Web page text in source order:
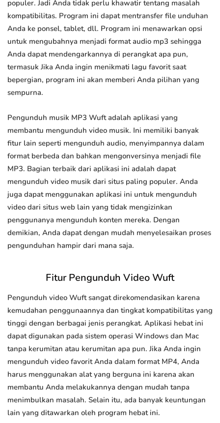
populer. Jadi Anda tidak perlu khawatir tentang masalah
kompatibilitas. Program ini dapat mentransfer file unduhan
Anda ke ponsel, tablet, dll. Program ini menawarkan opsi
untuk mengubahnya menjadi format audio mp3 sehingga
Anda dapat mendengarkannya di perangkat apa pun,
termasuk Jika Anda ingin menikmati lagu favorit saat
bepergian, program ini akan memberi Anda pilihan yang
sempurna.
Pengunduh musik MP3 Wuft adalah aplikasi yang
membantu mengunduh video musik. Ini memiliki banyak
fitur lain seperti mengunduh audio, menyimpannya dalam
format berbeda dan bahkan mengonversinya menjadi file
MP3. Bagian terbaik dari aplikasi ini adalah dapat
mengunduh video musik dari situs paling populer. Anda
juga dapat menggunakan aplikasi ini untuk mengunduh
video dari situs web lain yang tidak mengizinkan
penggunanya mengunduh konten mereka. Dengan
demikian, Anda dapat dengan mudah menyelesaikan proses
pengunduhan hampir dari mana saja.
Fitur Pengunduh Video Wuft
Pengunduh video Wuft sangat direkomendasikan karena
kemudahan penggunaannya dan tingkat kompatibilitas yang
tinggi dengan berbagai jenis perangkat. Aplikasi hebat ini
dapat digunakan pada sistem operasi Windows dan Mac
tanpa kerumitan atau kerumitan apa pun. Jika Anda ingin
mengunduh video favorit Anda dalam format MP4, Anda
harus menggunakan alat yang berguna ini karena akan
membantu Anda melakukannya dengan mudah tanpa
menimbulkan masalah. Selain itu, ada banyak keuntungan
lain yang ditawarkan oleh program hebat ini.